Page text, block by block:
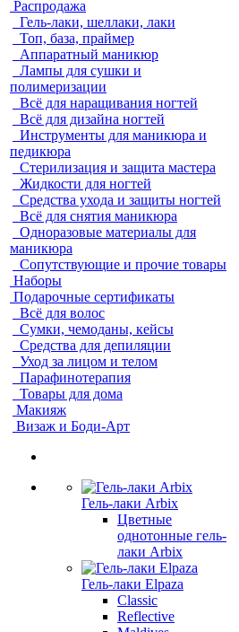
Распродажа
Гель-лаки, шеллаки, лаки
Топ, база, праймер
Аппаратный маникюр
Лампы для сушки и
полимеризации
Всё для наращивания ногтей
Всё для дизайна ногтей
Инструменты для маникюра и
педикюра
Стерилизация и защита мастера
Жидкости для ногтей
Средства ухода и защиты ногтей
Всё для снятия маникюра
Одноразовые материалы для
маникюра
Сопутствующие и прочие товары
Наборы
Подарочные сертификаты
Всё для волос
Сумки, чемоданы, кейсы
Средства для депиляции
Уход за лицом и телом
Парафинотерапия
Товары для дома
Макияж
Визаж и Боди-Арт
Гель-лаки Arbix
Цветные
однотонные гель-
лаки Arbix
Гель-лаки Elpaza
Classic
Reflective